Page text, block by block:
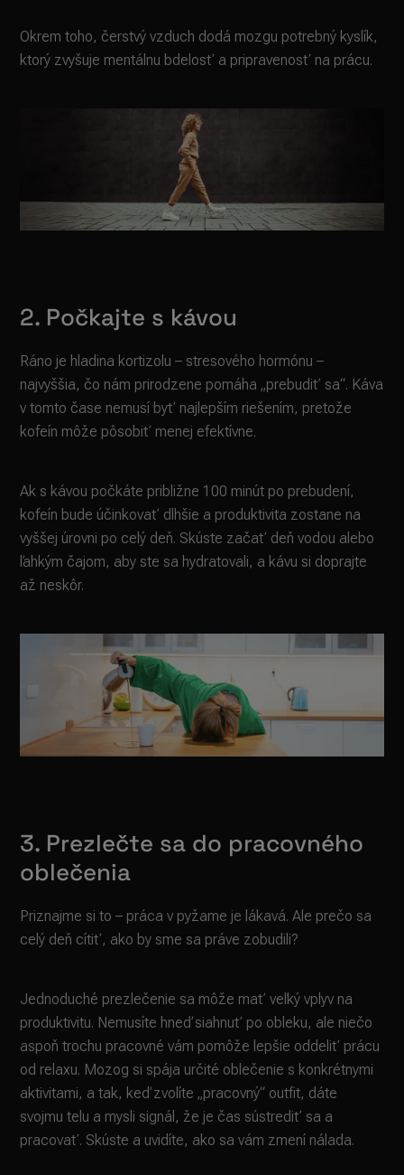
Okrem toho, čerstvý vzduch dodá mozgu potrebný kyslík,
ktorý zvyšuje mentálnu bdelosť a pripravenosť na prácu.
2. Počkajte s kávou
Ráno je hladina kortizolu – stresového hormónu –
najvyššia, čo nám prirodzene pomáha „prebudiť sa“. Káva
v tomto čase nemusí byť najlepším riešením, pretože
kofeín môže pôsobiť menej efektívne.
Ak s kávou počkáte približne 100 minút po prebudení,
kofeín bude účinkovať dlhšie a produktivita zostane na
vyššej úrovni po celý deň. Skúste začať deň vodou alebo
ľahkým čajom, aby ste sa hydratovali, a kávu si doprajte
až neskôr.
3. Prezlečte sa do pracovného
oblečenia
Priznajme si to – práca v pyžame je lákavá. Ale prečo sa
celý deň cítiť, ako by sme sa práve zobudili?
Jednoduché prezlečenie sa môže mať veľký vplyv na
produktivitu. Nemusíte hneď siahnuť po obleku, ale niečo
aspoň trochu pracovné vám pomôže lepšie oddeliť prácu
od relaxu. Mozog si spája určité oblečenie s konkrétnymi
aktivitami, a tak, keď zvolíte „pracovný“ outfit, dáte
svojmu telu a mysli signál, že je čas sústrediť sa a
pracovať. Skúste a uvidíte, ako sa vám zmení nálada.